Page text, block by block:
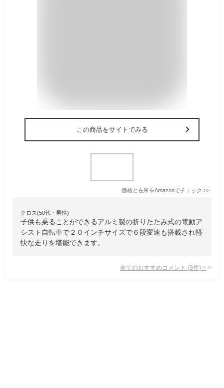
この商品をサイトでみる
価格と在庫をAmazonでチェック >>
クロス(50代・男性)
子供も乗ることができるアルミ製の折りたたみ式の電動ア
シスト自転車で２０インチサイズで６段変速も搭載され軽
快な走りを堪能できます。
全てのおすすめコメント (3件) >